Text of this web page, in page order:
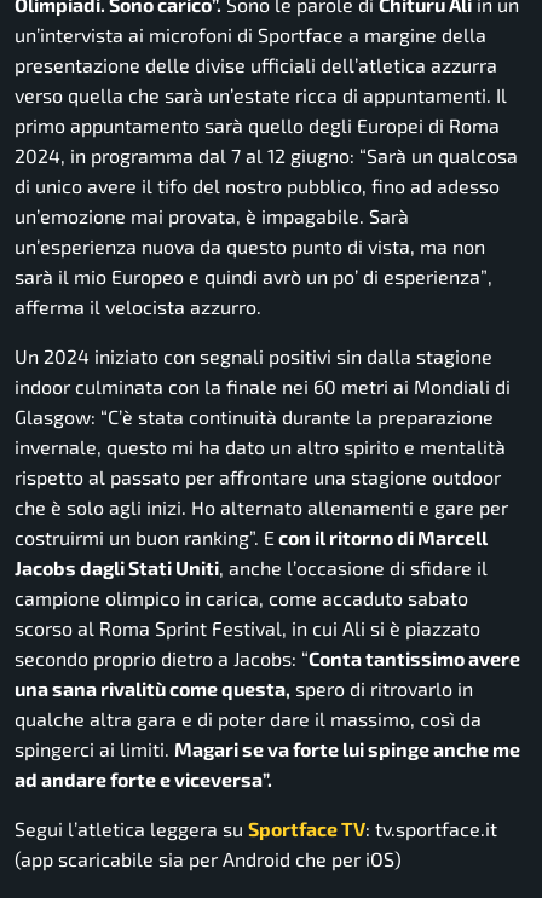
un’intervista ai microfoni di Sportface a margine della
presentazione delle divise ufficiali dell’atletica azzurra
verso quella che sarà un’estate ricca di appuntamenti. Il
primo appuntamento sarà quello degli Europei di Roma
2024, in programma dal 7 al 12 giugno: “Sarà un qualcosa
di unico avere il tifo del nostro pubblico, fino ad adesso
un’emozione mai provata, è impagabile. Sarà
un’esperienza nuova da questo punto di vista, ma non
sarà il mio Europeo e quindi avrò un po’ di esperienza”
afferma il velocista azzurro.
Un 2024 iniziato con segnali positivi sin dalla stagione
indoor culminata con la finale nei 60 metri ai Mondiali di
Glasgow: “C’è stata continuità durante la preparazione
invernale, questo mi ha dato un altro spirito e mentalità
rispetto al passato per affrontare una stagione outdoor
che è solo agli inizi. Ho alternato allenamenti e gare per
costruirmi un buon ranking”. Econ il ritorno di Marcell
Jacobs dagli Stati Uniti , anche l’occasione di sfidare il
campione olimpico in carica, come accaduto sabato
scorso al Roma Sprint Festival, in cui Ali si è piazzato
secondo proprio dietro a Jacobs: “Conta tantissimo avere
una sana rivalitù come questa, spero di ritrovarlo in
qualche altra gara e di poter dare il massimo, così da
spingerci ai limiti. Magari se va forte lui spinge anche me
ad andare forte e viceversa”.
Segui l’atletica leggera su Sportface TV: tv.sportface.it
(app scaricabile sia per Android che per iOS)